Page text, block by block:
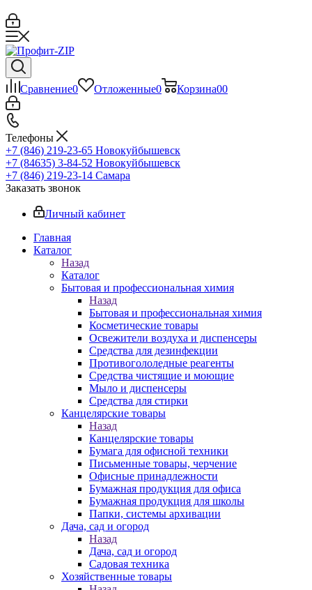
Сравнение0 Отложенные0 Корзина00
Телефоны
+7 (846) 219-23-65 Новокуйбышевск
+7 (84635) 3-84-52 Новокуйбышевск
+7 (846) 219-23-14 Самара
Заказать звонок
Личный кабинет
Главная
Каталог
Назад
Каталог
Бытовая и профессиональная химия
Назад
Бытовая и профессиональная химия
Косметические товары
Освежители воздуха и диспенсеры
Средства для дезинфекции
Противогололедные реагенты
Средства чистящие и моющие
Мыло и диспенсеры
Средства для стирки
Канцелярские товары
Назад
Канцелярские товары
Бумага для офисной техники
Письменные товары, черчение
Офисные принадлежности
Бумажная продукция для офиса
Бумажная продукция для школы
Папки, системы архивации
Дача, сад и огород
Назад
Дача, сад и огород
Садовая техника
Хозяйственные товары